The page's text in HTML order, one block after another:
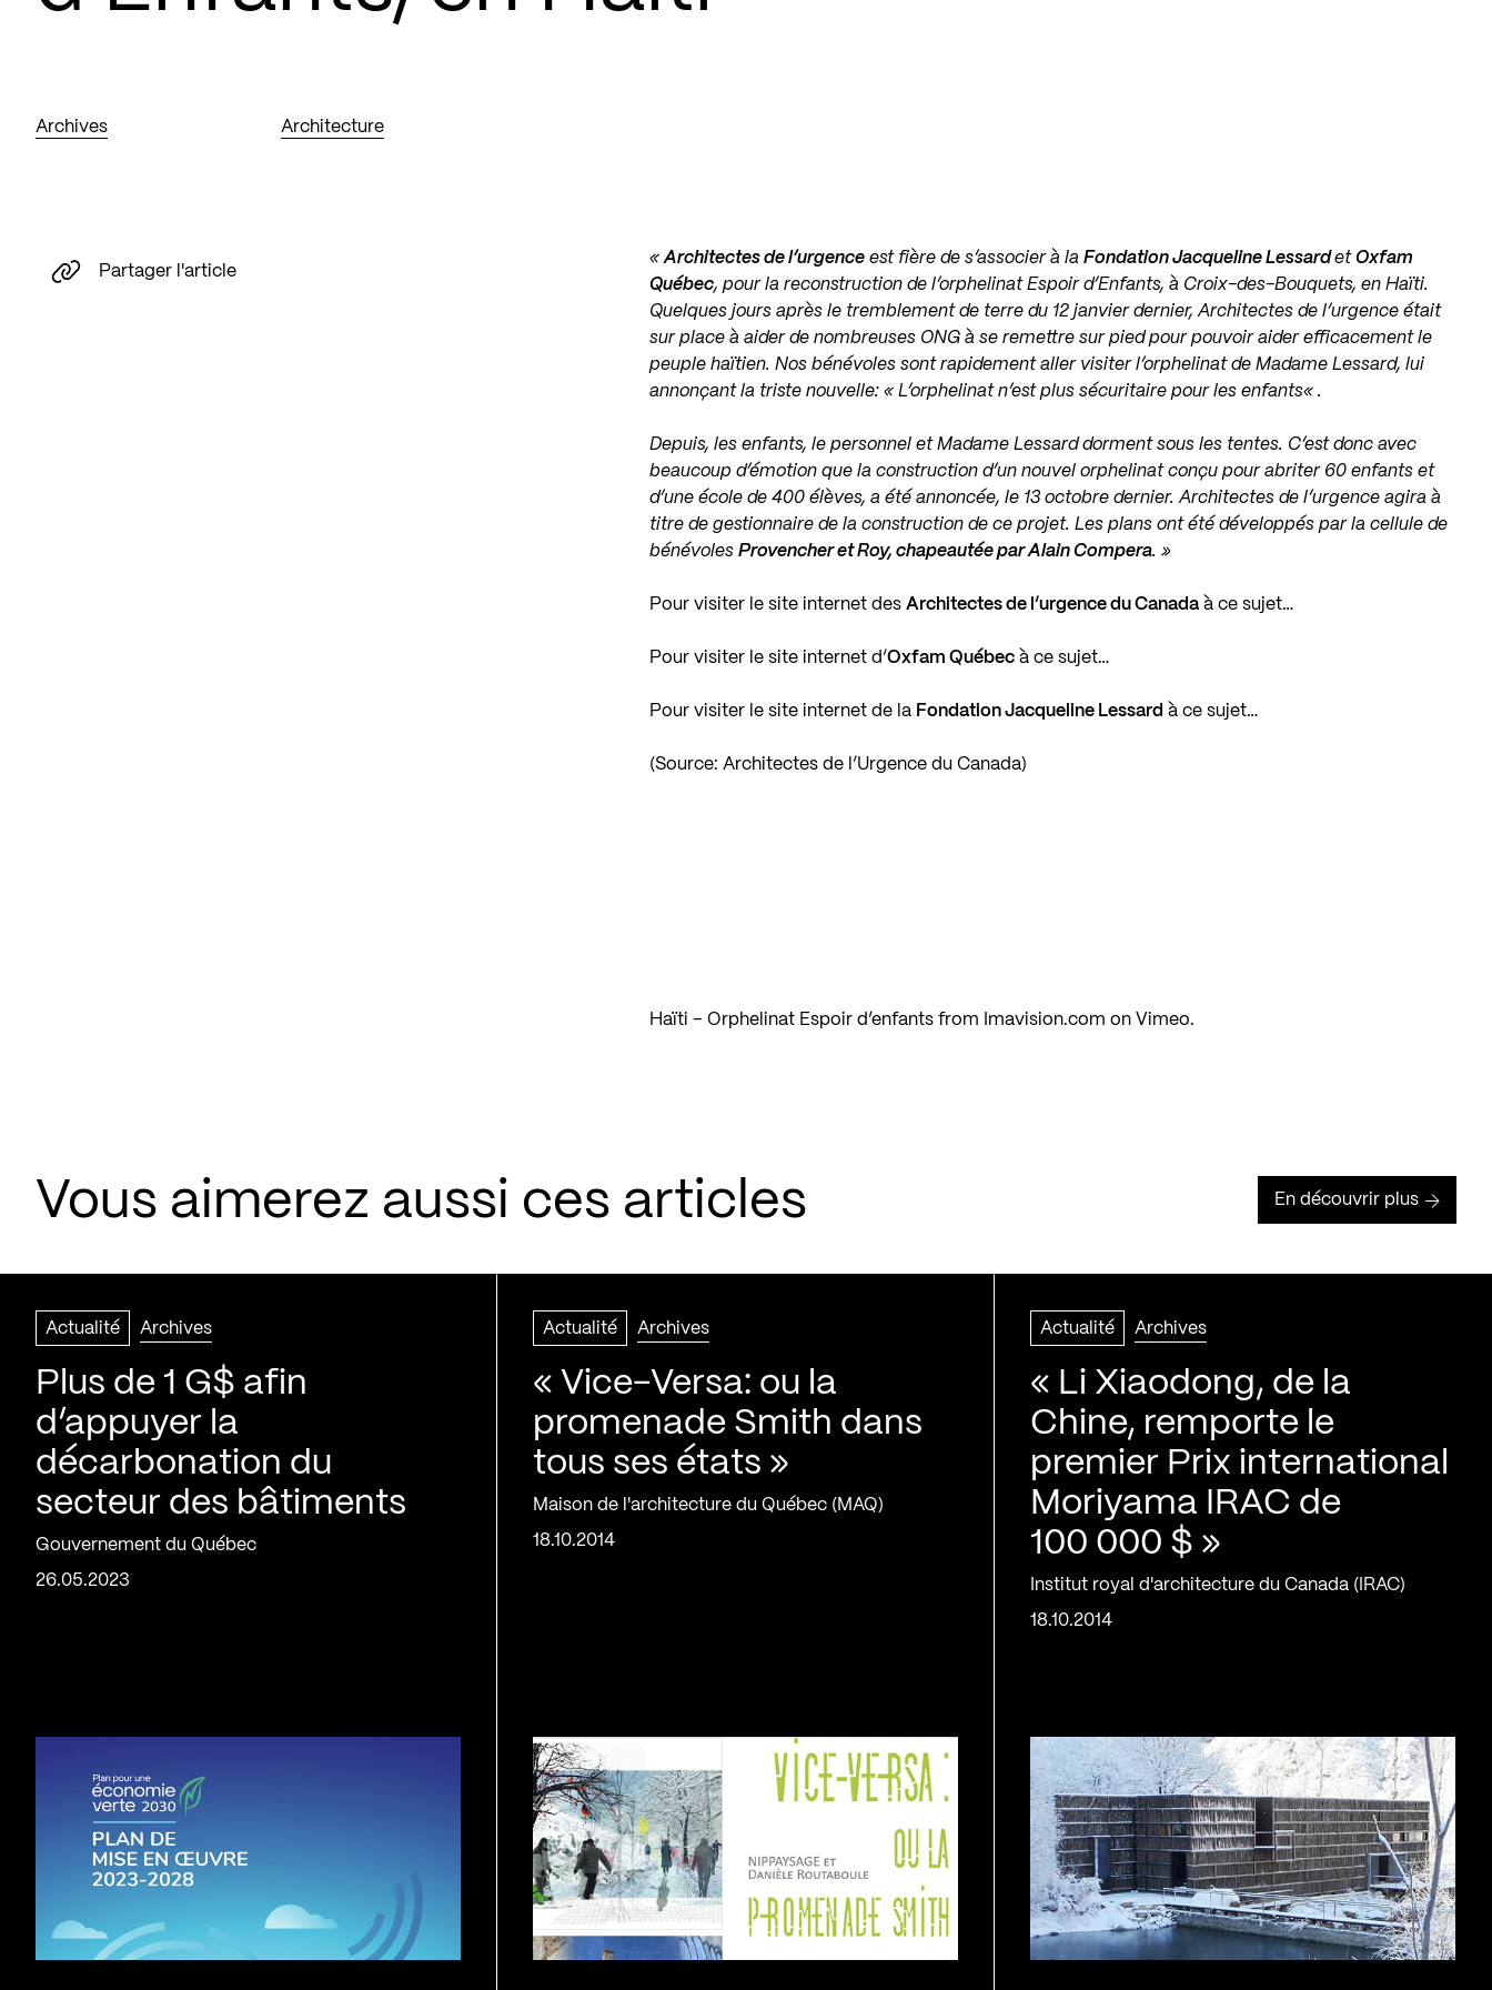
Archives Architecture
«Architectes de l’urgence est fière de s’associer à laFondation Jacqueline LessardetOxfam
Québec, pour la reconstruction de l’orphelinat Espoir d’Enfants, à Croix-des-Bouquets, en Haïti.
Quelques jours après le tremblement de terre du 12 janvier dernier, Architectes de l’urgence était
sur place à aider de nombreuses ONG à se remettre sur pied pour pouvoir aider efficacement le
peuple haïtien. Nos bénévoles sont rapidement aller visiter l’orphelinat de Madame Lessard, lui
annonçant la triste nouvelle: «L’orphelinat n’est plus sécuritaire pour les enfants« .
Depuis, les enfants, le personnel et Madame Lessard dorment sous les tentes. C’est donc avec
beaucoup d’émotion que la construction d’un nouvel orphelinat conçu pour abriter 60 enfants et
d’une école de 400 élèves, a été annoncée, le 13 octobre dernier. Architectes de l’urgence agira à
titre de gestionnaire de la construction de ce projet. Les plans ont été développés par la cellule de
bénévolesProvencher et Roy, chapeautée par Alain Compera. »
Pour visiter le site internet desArchitectes de l’urgence du Canadaà ce sujet…
Pour visiter le site internet d’Oxfam Québec à ce sujet…
Pour visiter le site internet de la Fondation Jacqueline Lessard à ce sujet…
(Source: Architectes de l’Urgence du Canada)
Haïti – Orphelinat Espoir d’enfants from Imavision.com on Vimeo.
Partager l'article
Vous aimerez aussi ces articles En découvrir plus
Actualité Archives
Plus de 1 G$ afin
d’appuyer la
décarbonation du
secteur des bâtiments
Gouvernement du Québec
26.05.2023
Actualité Archives
« Vice-Versa: ou la
promenade Smith dans
tous ses états »
Maison de l'architecture du Québec (MAQ)
18.10.2014
Actualité Archives
« Li Xiaodong, de la
Chine, remporte le
premier Prix international
Moriyama IRAC de
100 000 $ »
Institut royal d'architecture du Canada (IRAC)
18.10.2014